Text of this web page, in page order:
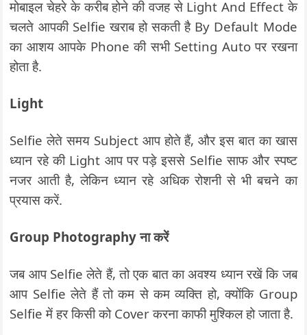
मोबाइल चेहरे के करीब होने की वजह से Light And Effect के
चलते आपकी Selfie खराब हो सकती है By Default Mode
का आशय आपके Phone की सभी Setting Auto पर रखना
होता है.
Light
Selfie लेते समय Subject आप होते हैं, और इस बात का खास
ध्यान रहे की Light आप पर पड़े इससे Selfie साफ और स्पष्ट
नजर आती है, लेकिन ध्यान रहे अधिक रोशनी से भी बचने का
प्रयास करें.
Group Photography ना करें
जब आप Selfie लेते हैं, तो एक बात का अवश्य ध्यान रखें कि जब
आप Selfie लेते हैं तो कम से कम व्यक्ति हो, क्योंकि Group
Selfie में हर किसी को Cover करना काफी मुश्किल हो जाता है.